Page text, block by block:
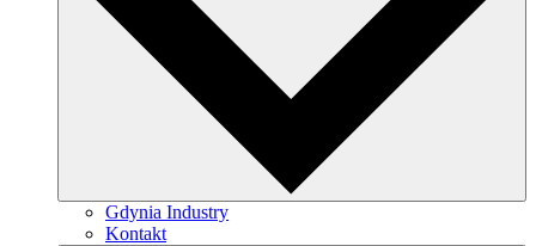
Gdynia Industry
Kontakt